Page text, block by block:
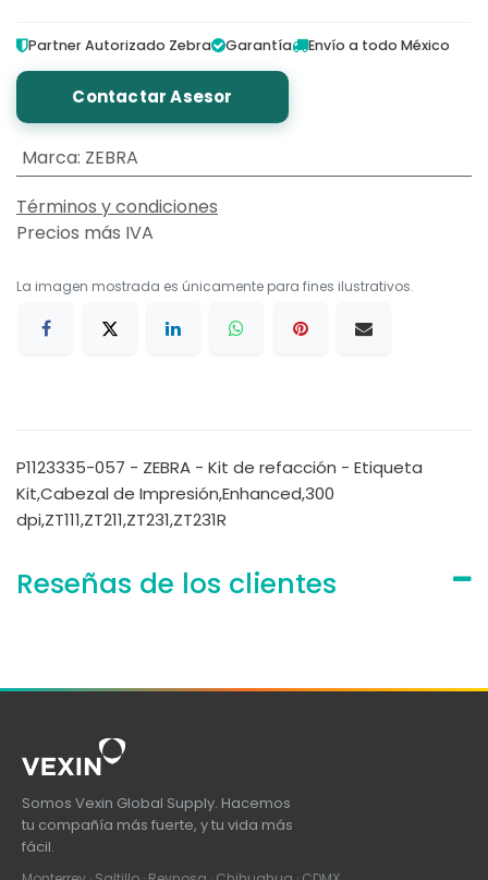
Partner Autorizado Zebra Garantía Envío a todo México
Contactar Asesor
Marca: ZEBRA
Términos y condiciones
Precios más IVA
La imagen mostrada es únicamente para fines ilustrativos.
P1123335-057 - ZEBRA - Kit de refacción - Etiqueta
Kit,Cabezal de Impresión,Enhanced,300
dpi,ZT111,ZT211,ZT231,ZT231R
Reseñas de los clientes
Somos Vexin Global Supply. Hacemos
tu compañía más fuerte, y tu vida más
fácil.